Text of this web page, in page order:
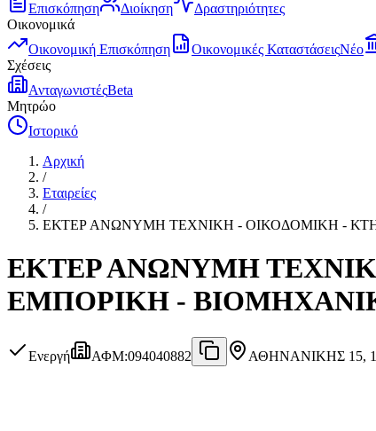
Επισκόπηση
Διοίκηση
Δραστηριότητες
Οικονομικά
Οικονομική Επισκόπηση
Οικονομικές ΚαταστάσειςΝέο
Σχέσεις
ΑνταγωνιστέςBeta
Μητρώο
Ιστορικό
Αρχική
/
Εταιρείες
/
ΕΚΤΕΡ ΑΝΩΝΥΜΗ ΤΕΧΝΙΚΗ - ΟΙΚΟΔΟΜΙΚΗ -
ΕΚΤΕΡ ΑΝΩΝΥΜΗ
ΕΜΠΟΡΙΚΗ -
Ενεργή ΑΦΜ:094040882 ΑΘΗΝΑΝΙΚΗΣ 15,